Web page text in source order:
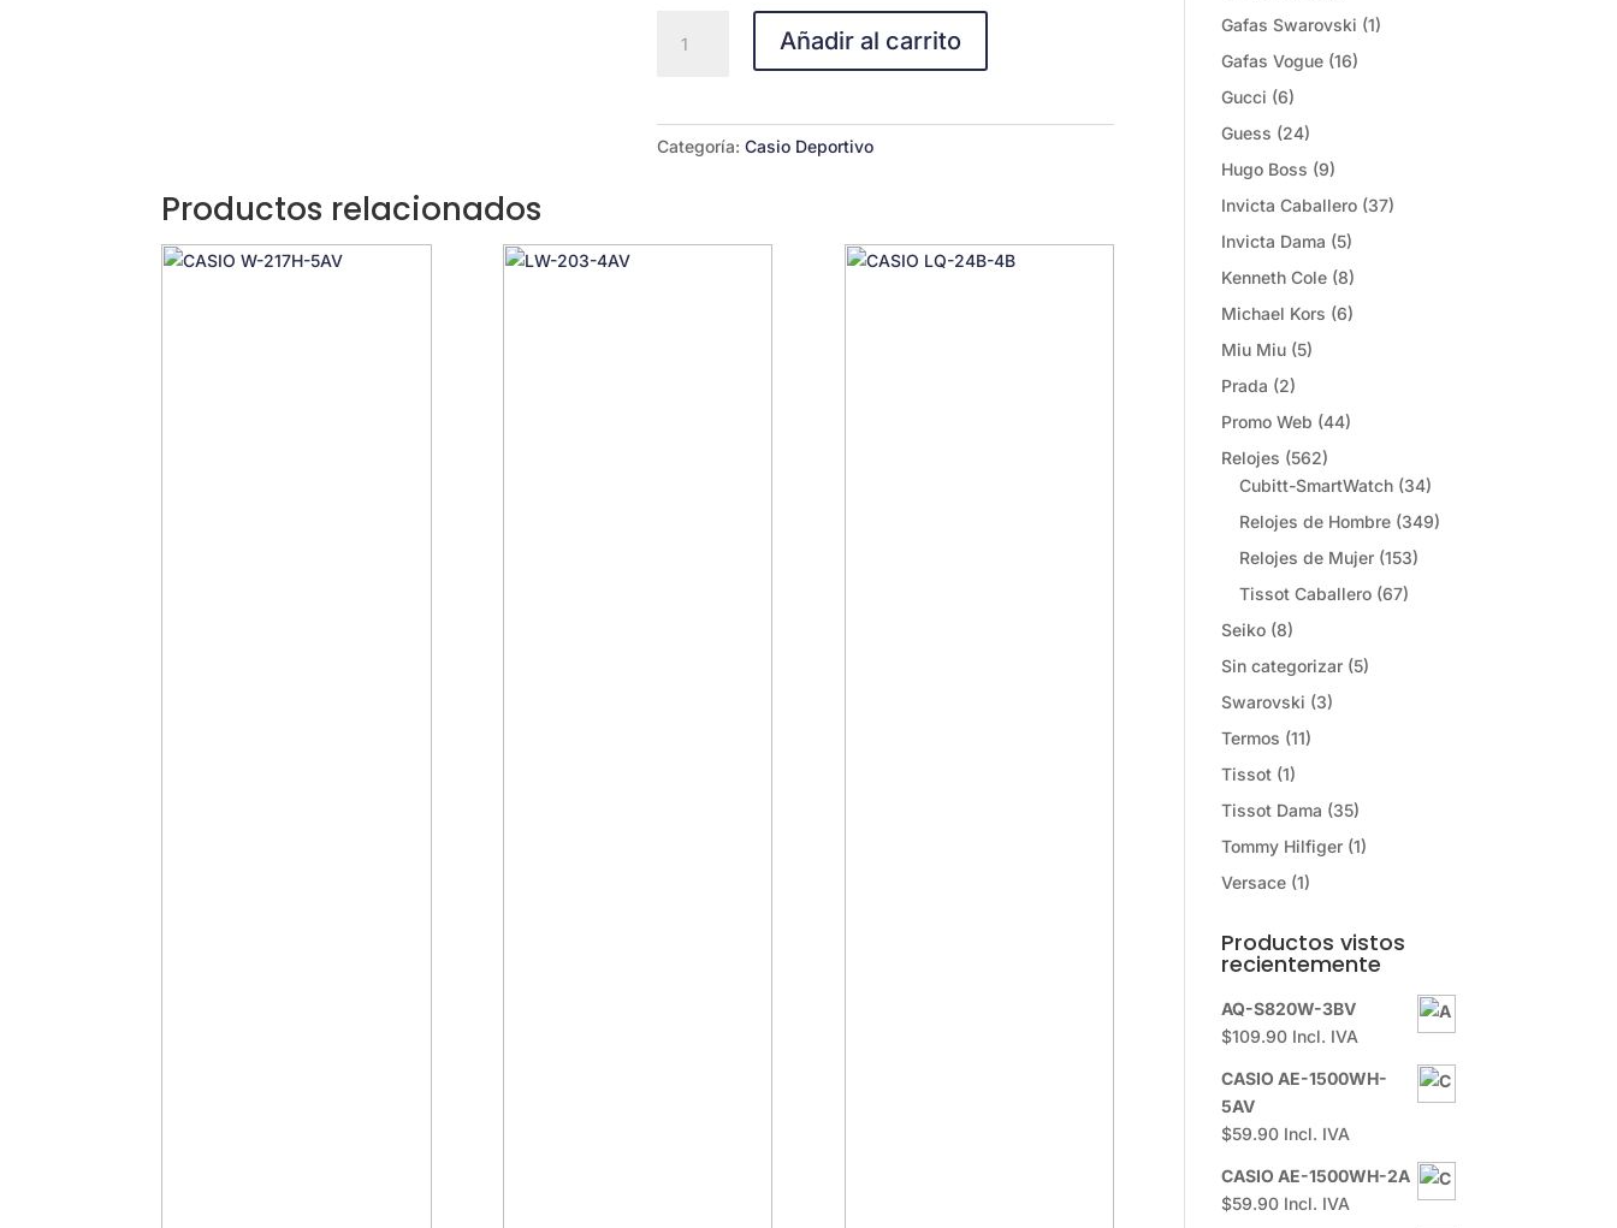
AE-
Añadir al carrito
Categoría:Casio Deportivo
Productos relacionados
Gafas Swarovski (1)
Gafas Vogue (16)
Gucci (6)
Guess (24)
Hugo Boss (9)
Invicta Caballero (37)
Invicta Dama (5)
Kenneth Cole (8)
Michael Kors (6)
Miu Miu (5)
Prada (2)
Promo Web (44)
Relojes (562)
Cubitt-SmartWatch (34)
Relojes de Hombre (349)
Relojes de Mujer (153)
Tissot Caballero (67)
Seiko (8)
Sin categorizar (5)
Swarovski (3)
Termos (11)
Tissot (1)
Tissot Dama (35)
Tommy Hilfiger (1)
Versace (1)
Productos vistos
recientemente
AQ-S820W-3BV
$109.90 Incl. IVA
CASIO AE-1500WH-
5AV
$59.90 Incl. IVA
CASIO AE-1500WH-2A
$59.90 Incl. IVA